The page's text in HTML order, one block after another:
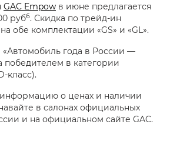
GAC Empow в июне предлагается
руб6. Скидка по трейд-ин
обе комплектации «GS» и «GL».
года в России —
победителем в категории
класс).
о ценах и наличии
в салонах официальных
и на официальном сайте GAC.